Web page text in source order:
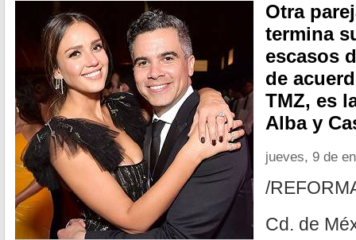
Otra
termina
escasos
de
TMZ, es
Alba y
jueves, 9 de
/
Cd. de